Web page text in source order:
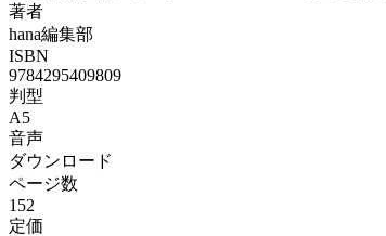
著者
hana編集部
ISBN
9784295409809
判型
A5
音声
ダウンロード
ページ数
152
定価